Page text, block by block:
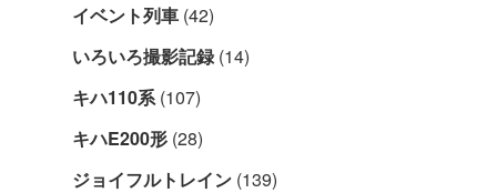
イベント列車 (42)
いろいろ撮影記録(14)
キハ110系(107)
キハE200形 (28)
ジョイフルトレイン (139)